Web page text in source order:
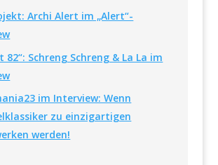
Archi Alert im „Alert“-
82“: Schreng Schreng & La La im
im Interview: Wenn
zu einzigartigen
werden!